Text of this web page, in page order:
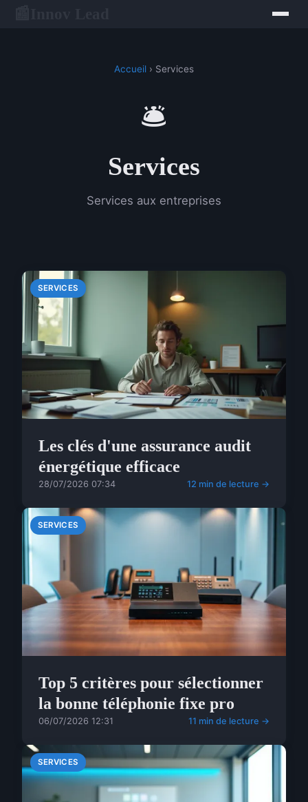
Accueil › Services
🛎️
Services
Services aux entreprises
SERVICES
Les clés d'une assurance audit
énergétique efficace
28/07/2026 07:34 12 min de lecture →
SERVICES
Top 5 critères pour sélectionner
la bonne téléphonie fixe pro
06/07/2026 12:31 11 min de lecture →
SERVICES